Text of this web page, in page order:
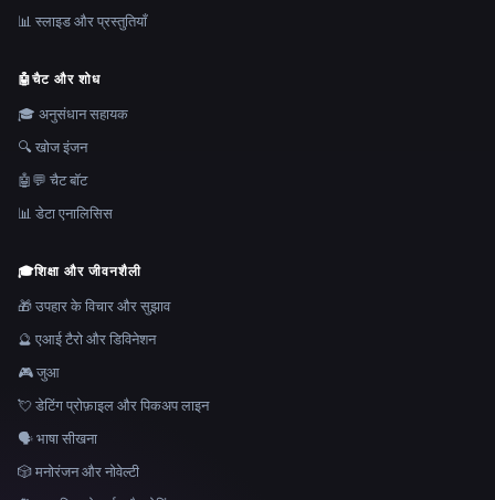
📊 स्लाइड और प्रस्तुतियाँ
🤖चैट और शोध
🎓 अनुसंधान सहायक
🔍 खोज इंजन
🤖💬 चैट बॉट
📊 डेटा एनालिसिस
🎓शिक्षा और जीवनशैली
🎁 उपहार के विचार और सुझाव
🔮 एआई टैरो और डिविनेशन
🎮 जुआ
💘 डेटिंग प्रोफ़ाइल और पिकअप लाइन
🗣️ भाषा सीखना
🎲 मनोरंजन और नोवेल्टी